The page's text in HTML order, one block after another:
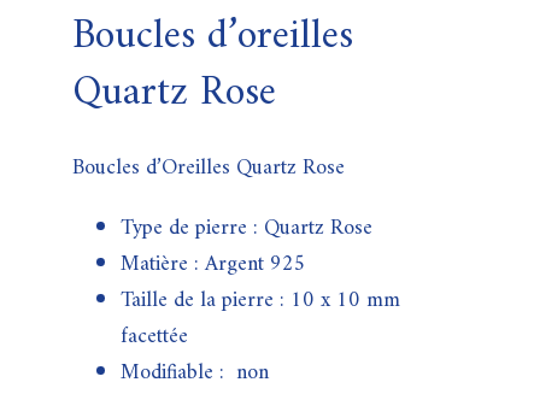
Boucles d’oreilles
Quartz Rose
Boucles d’Oreilles Quartz Rose
Type de pierre : Quartz Rose
Matière : Argent 925
Taille de la pierre : 10 x 10 mm
facettée
Modifiable : non